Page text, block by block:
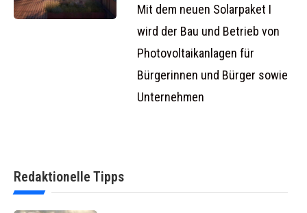
und mehr
Mit dem neuen Solarpaket I
wird der Bau und Betrieb von
Photovoltaikanlagen für
Bürgerinnen und Bürger sowie
Unternehmen
Redaktionelle Tipps